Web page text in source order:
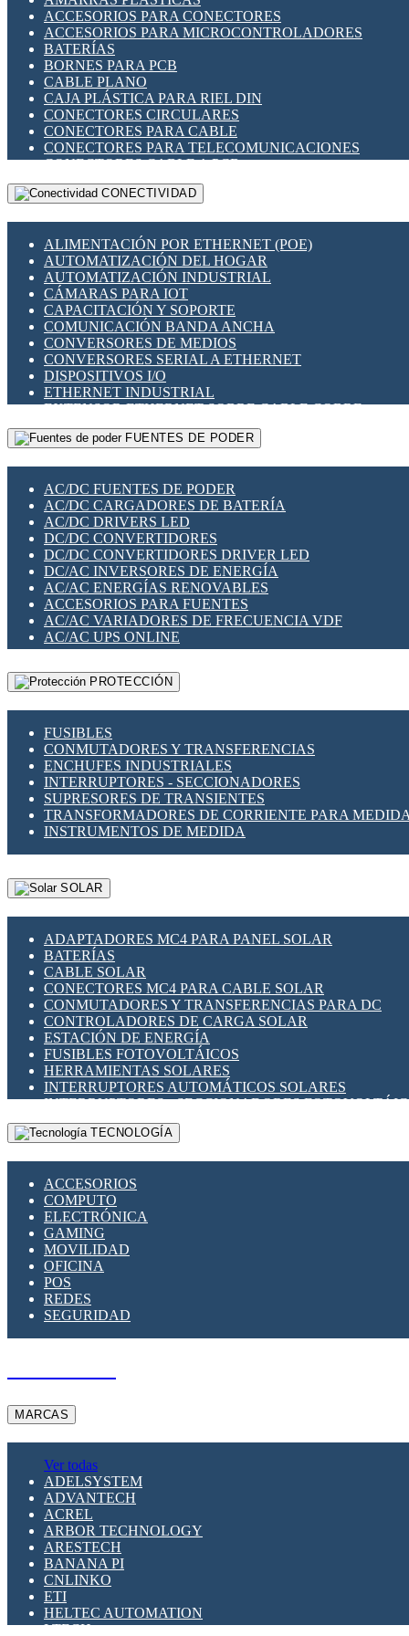
INDICADORES PARA PANEL
INTERFACES DE RELÉ
INTERRUPTORES FIN DE CARRERA
LLAVES CONMUTADORAS
MEDIDORES DE ENERGÍA Y TC'S DE CORRIENTE
MOTORES PASO A PASO
PANTALLAS HMI
PLC -CONTROLADORES LÓGICO PROGRAMABLES
PROGRAMADORES DE HORARIO
RELÉS DE PROTECCIÓN
SENSORES CAPACITIVOS
SENSORES INDUCTIVOS
TEMPORIZADORES
VARIACS
VARIADORES DE FRECUENCIA [VDF]
SECCIONADORES - INTERRUPTORES
MAQUINARIA
ACCESORIOS PARA CONECTORES
ACCESORIOS PARA MICROCONTROLADORES
BATERÍAS
BORNES PARA PCB
CABLE PLANO
CAJA PLÁSTICA PARA RIEL DIN
CONECTORES CIRCULARES
CONECTORES PARA CABLE
CONECTORES PARA TELECOMUNICACIONES
CONECTORES CABLE A PCB
CONECTORES PCB A CABLE
DIP SWITCHES
HERRAMIENTAS VARIAS
ILUMINACIÓN LED
INTERRUPTORES REED
INTERFACES DE RELÉ
OTROS RELÉS
PROTECCIÓN TÉRMICA
RELÉS AUTOMOTRICES
RELÉS DE SEÑAL
RELÉS DE ESTADO SÓLIDO SSR
RELÉS INDUSTRIALES
RELÉS MINIATURA DE POTENCIA
SENSORES MAGNÉTICOS
SWITCH Y MICROSWITCH
TARJETAS PI
UNIÓN Y DERIVACIÓN DE CABLE
CONECTIVIDAD
ALIMENTACIÓN POR ETHERNET (POE)
AUTOMATIZACIÓN DEL HOGAR
AUTOMATIZACIÓN INDUSTRIAL
CÁMARAS PARA IOT
CAPACITACIÓN Y SOPORTE
COMUNICACIÓN BANDA ANCHA
CONVERSORES DE MEDIOS
CONVERSORES SERIAL A ETHERNET
DISPOSITIVOS I/O
ETHERNET INDUSTRIAL
EXTENSOR ETHERNET SOBRE CABLE COBRE
GATEWAY LORAWAN
GESTIÓN DE REDES
PLACAS MODULARES IOT
SWITCHES Y REDES WIFI
SOLUCIONES IOT
SOLUCIONES LORAWAN
SOLUCIONES RED CELULAR
SEGURIDAD PARA REDES
SWITCHES LAN
TELEFONÍA IP (VOIP)
VIGILANCIA IP (CCTV)
MESHTASTIC
FUENTES DE PODER
AC/DC FUENTES DE PODER
AC/DC CARGADORES DE BATERÍA
AC/DC DRIVERS LED
DC/DC CONVERTIDORES
DC/DC CONVERTIDORES DRIVER LED
DC/AC INVERSORES DE ENERGÍA
AC/AC ENERGÍAS RENOVABLES
ACCESORIOS PARA FUENTES
AC/AC VARIADORES DE FRECUENCIA VDF
AC/AC UPS ONLINE
PROTECCIÓN
FUSIBLES
CONMUTADORES Y TRANSFERENCIAS
ENCHUFES INDUSTRIALES
INTERRUPTORES - SECCIONADORES
SUPRESORES DE TRANSIENTES
TRANSFORMADORES DE CORRIENTE PARA
INSTRUMENTOS DE MEDIDA
SOLAR
ADAPTADORES MC4 PARA PANEL SOLAR
BATERÍAS
CABLE SOLAR
CONECTORES MC4 PARA CABLE SOLAR
CONMUTADORES Y TRANSFERENCIAS PARA DC
CONTROLADORES DE CARGA SOLAR
ESTACIÓN DE ENERGÍA
FUSIBLES FOTOVOLTÁICOS
HERRAMIENTAS SOLARES
INTERRUPTORES AUTOMÁTICOS SOLARES
INTERRUPTORES - SECCIONADORES
MONTAJE PANEL SOLAR
PORTA FUSIBLES Y SECCIONADORES
TECNOLOGÍA
ACCESORIOS
COMPUTO
ELECTRÓNICA
GAMING
MOVILIDAD
OFICINA
POS
REDES
SEGURIDAD
MARCAS
Ver todas
ADELSYSTEM
ADVANTECH
ACREL
ARBOR TECHNOLOGY
ARESTECH
BANANA PI
CNLINKO
ETI
HELTEC AUTOMATION
LTECH